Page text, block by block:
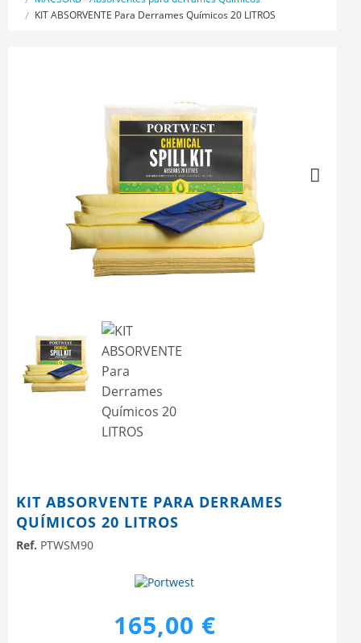
KIT ABSORVENTE Para Derrames Químicos 20 LITROS
KIT ABSORVENTE PARA DERRAMES
QUÍMICOS 20 LITROS
Ref. PTWSM90
165,00 €